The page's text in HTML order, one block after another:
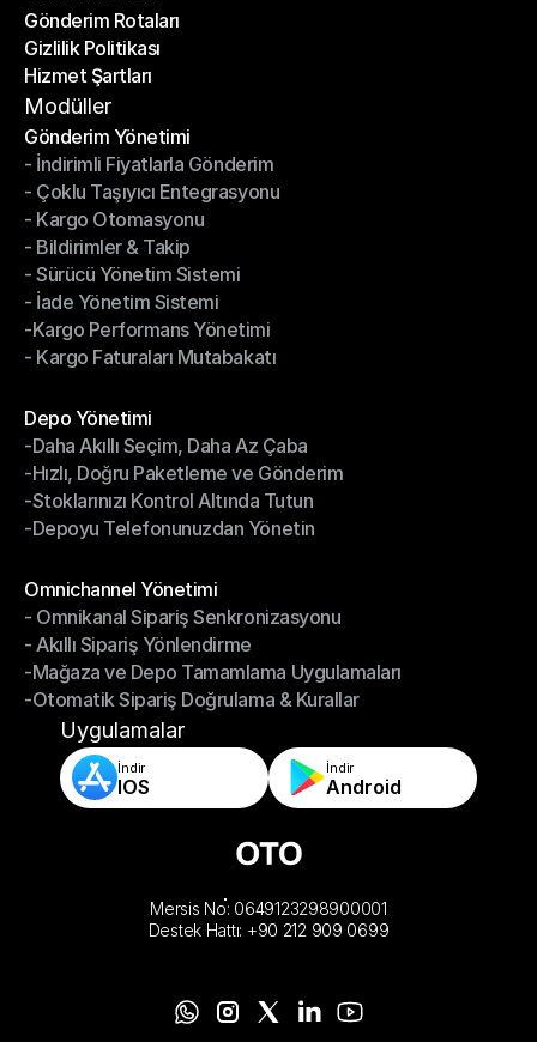
Yardım Merkezi
Gönderim Rotaları
Gönderim Rotaları
Gizlilik Politikası
Gizlilik Politikası
Hizmet Şartları
Hizmet Şartları
Modüller
Gönderim Yönetimi
Gönderim Yönetimi
- İndirimli Fiyatlarla Gönderim
- İndirimli Fiyatlarla Gönderim
- Çoklu Taşıyıcı Entegrasyonu
- Çoklu Taşıyıcı Entegrasyonu
- Kargo Otomasyonu
- Kargo Otomasyonu
- Bildirimler & Takip
- Bildirimler & Takip
- Sürücü Yönetim Sistemi
- Sürücü Yönetim Sistemi
- İade Yönetim Sistemi
- İade Yönetim Sistemi
-Kargo Performans Yönetimi
-Kargo Performans Yönetimi
- Kargo Faturaları Mutabakatı
Depo Yönetimi
Depo Yönetimi
-Daha Akıllı Seçim, Daha Az Çaba
-Daha Akıllı Seçim, Daha Az Çaba
-Hızlı, Doğru Paketleme ve Gönderim
-Hızlı, Doğru Paketleme ve Gönderim
-Stoklarınızı Kontrol Altında Tutun
-Stoklarınızı Kontrol Altında Tutun
-Depoyu Telefonunuzdan Yönetin
Omnichannel Yönetimi
Omnichannel Yönetimi
- Omnikanal Sipariş Senkronizasyonu
- Omnikanal Sipariş Senkronizasyonu
- Akıllı Sipariş Yönlendirme
- Akıllı Sipariş Yönlendirme
-Mağaza ve Depo Tamamlama Uygulamaları
-Mağaza ve Depo Tamamlama Uygulamaları
-Otomatik Sipariş Doğrulama & Kurallar
-Otomatik Sipariş Doğrulama & Kurallar
Uygulamalar
İndir
IOS
İndir
Android
Mersis No: 0649123298900001
Destek Hattı: +90 212 909 0699